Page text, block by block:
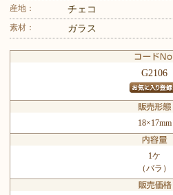
産地： チェコ
素材： ガラス
G2106
18×17mm
1ケ
（バラ）